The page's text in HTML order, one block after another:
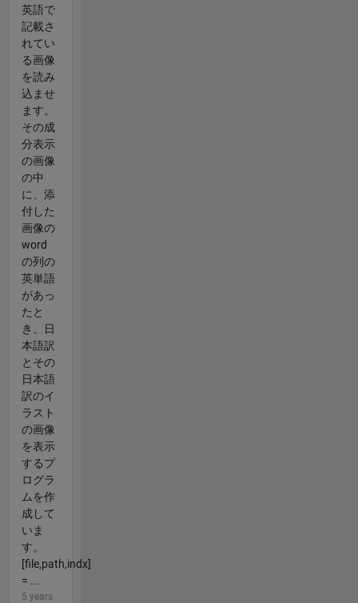
英語で
記載さ
れてい
る画像
を読み
込ませ
ます。
その成
分表示
の画像
の中
に、添
付した
画像の
word
の列の
英単語
があっ
たと
き、日
本語訳
とその
日本語
訳のイ
ラスト
の画像
を表示
するプ
ログラ
ムを作
成して
いま
す。
[file,path,indx]
= ...
5 years